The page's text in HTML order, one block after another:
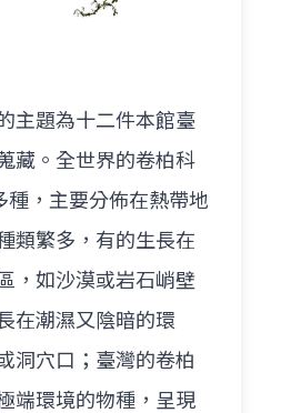
主題為十二件本館臺
藏。全世界的卷柏科
種，主要分佈在熱帶地
類繁多，有的生長在
，如沙漠或岩石峭壁
在潮濕又陰暗的環
洞穴口；臺灣的卷柏
端環境的物種，呈現